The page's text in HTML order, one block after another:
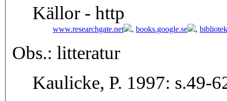
Källor - http
www.researchgate.net , books.google.se ,
Obs.: litteratur
Kaulicke, P. 1997: s.49-